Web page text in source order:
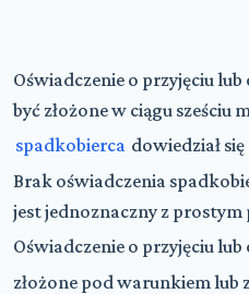
Oświadczenie o przyjęciu
być złożone w ciągu sześciu
spadkobierca dowiedział
Brak oświadczenia
jest jednoznaczny z prostym
Oświadczenie o przyjęciu lub
złożone pod warunkiem lub